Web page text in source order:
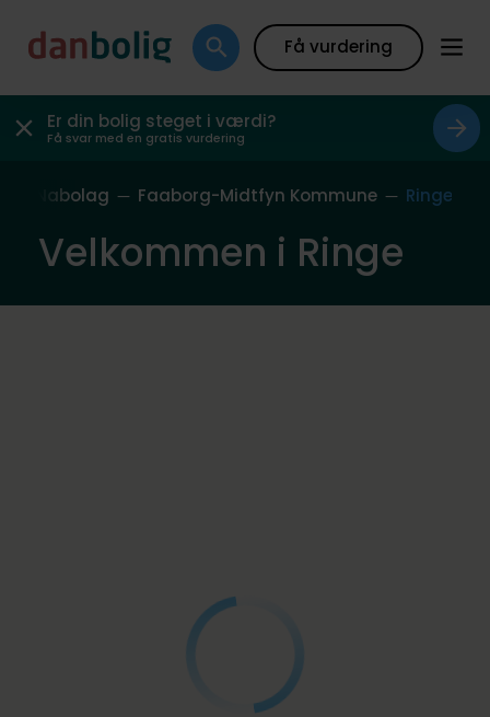
Få vurdering
Er din bolig steget i værdi?
Få svar med en gratis vurdering
Nabolag Faaborg-Midtfyn Kommune Ringe
Velkommen i Ringe